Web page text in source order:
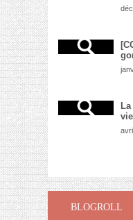
vie
BLOGROLL